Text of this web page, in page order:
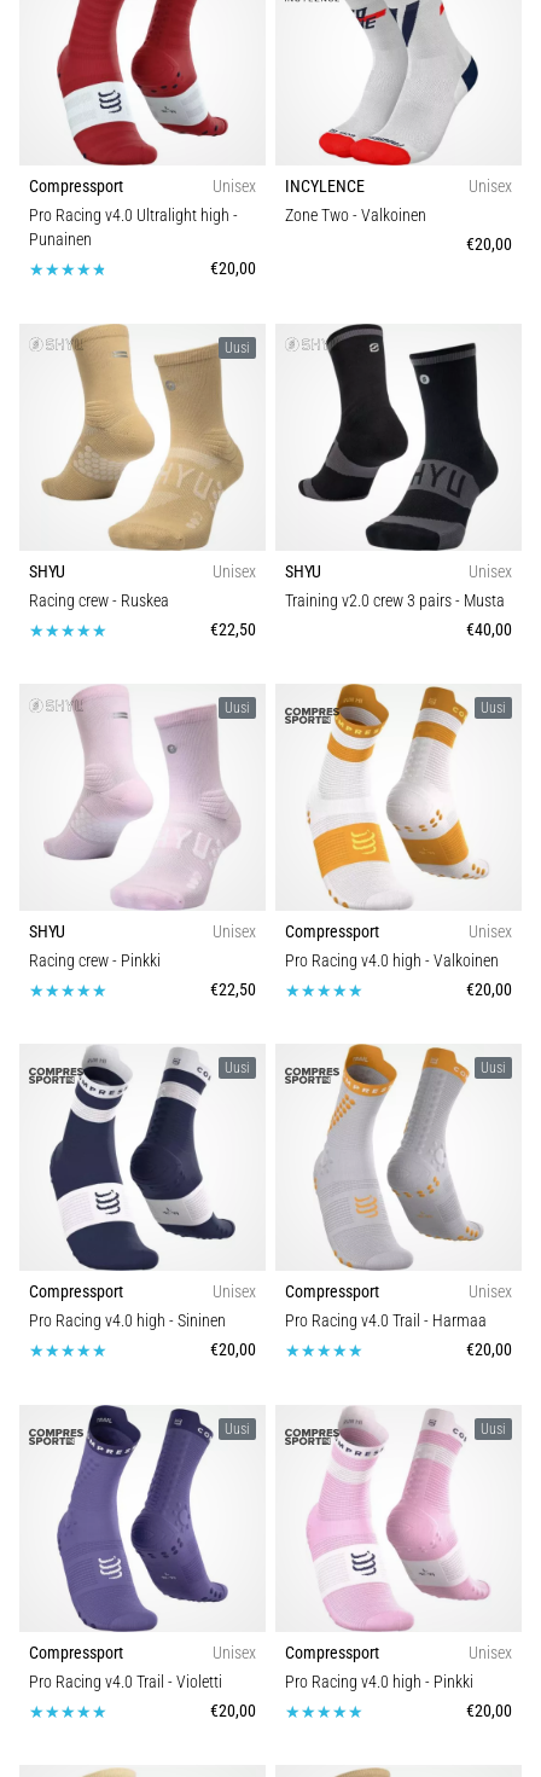
Compressport
Unisex
Pro Racing v4.0 Ultralight high -
Punainen
€20,00
INCYLENCE
Unisex
Zone Two- Valkoinen
€20,00
Uusi
SHYU
Unisex
Racing crew- Ruskea
€22,50
SHYU
Unisex
Training v2.0 crew 3 pairs- Musta
€40,00
Uusi
SHYU
Unisex
Racing crew- Pinkki
€22,50
Uusi
Compressport
Unisex
Pro Racing v4.0 high - Valkoinen
€20,00
Uusi
Compressport
Unisex
Pro Racing v4.0 high - Sininen
€20,00
Uusi
Compressport
Unisex
Pro Racing v4.0 Trail - Harmaa
€20,00
Uusi
Compressport
Unisex
Pro Racing v4.0 Trail - Violetti
€20,00
Uusi
Compressport
Unisex
Pro Racing v4.0 high - Pinkki
€20,00